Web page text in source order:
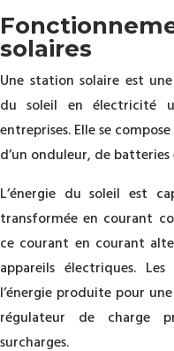
solaires
Une station solaire est
du soleil en électricité
entreprises. Elle se
d’un onduleur, de
L’énergie du soleil est
transformée en courant
ce courant en courant
appareils électriques.
l’énergie produite pour
régulateur de charge
surcharges.